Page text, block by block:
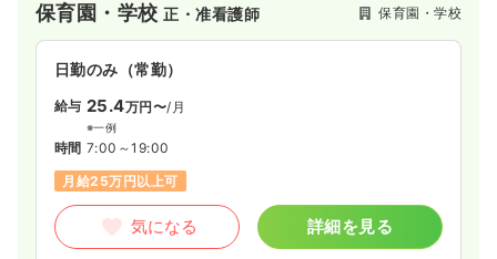
保育園・学校正・准看護師 保育園・学校
日勤のみ（常勤）
給与 25.4万円〜/月
※一例
時間 7:00～19:00
月給25万円以上可
気になる 詳細を見る